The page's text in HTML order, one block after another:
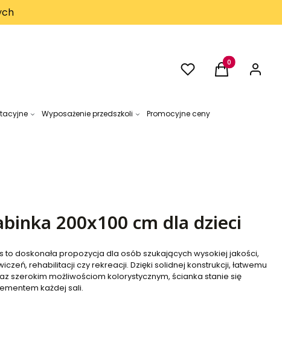
UlubioneProdukty w
Koszyk Zaloguj
Wyposażenie przedszkoli
Promocyjne ceny
200x100 cm dla dzieci
to doskonała propozycja dla osób szukających wysokiej jakości,
rehabilitacji czy rekreacji. Dzięki solidnej konstrukcji, łatwemu
szerokim możliwościom kolorystycznym, ścianka stanie się
każdej sali.